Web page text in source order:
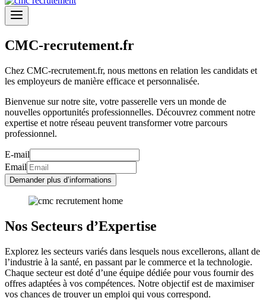
CMC-recrutement.fr
Chez CMC-recrutement.fr, nous mettons en relation les candidats et
les employeurs de manière efficace et personnalisée.
Bienvenue sur notre site, votre passerelle vers un monde de
nouvelles opportunités professionnelles. Découvrez comment notre
expertise et notre réseau peuvent transformer votre parcours
professionnel.
E-mail
Email
Demander plus d’informations
Nos Secteurs d’Expertise
Explorez les secteurs variés dans lesquels nous excellerons, allant de
l’industrie à la santé, en passant par le commerce et la technologie.
Chaque secteur est doté d’une équipe dédiée pour vous fournir des
offres adaptées à vos compétences. Notre objectif est de maximiser
vos chances de trouver un emploi qui vous correspond.